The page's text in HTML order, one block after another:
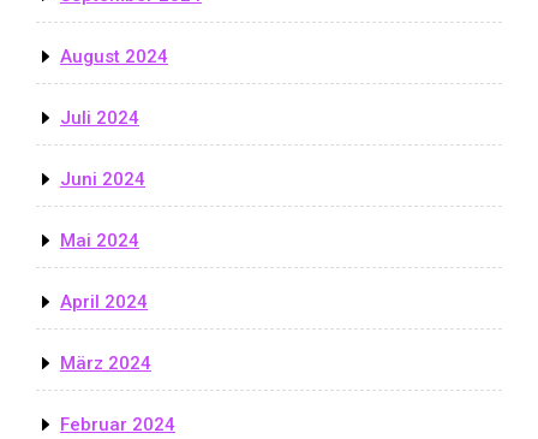
August 2024
Juli 2024
Juni 2024
Mai 2024
April 2024
März 2024
Februar 2024